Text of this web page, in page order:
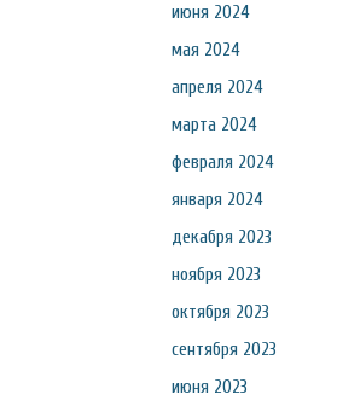
июня 2024
мая 2024
апреля 2024
марта 2024
февраля 2024
января 2024
декабря 2023
ноября 2023
октября 2023
сентября 2023
июня 2023